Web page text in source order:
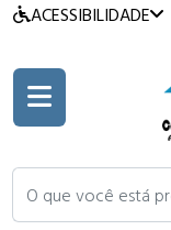
ACESSIBILIDADE
O que você está